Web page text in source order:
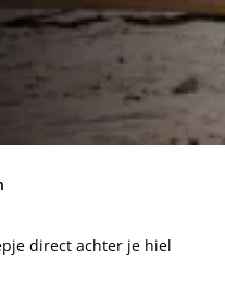
direct achter je hiel